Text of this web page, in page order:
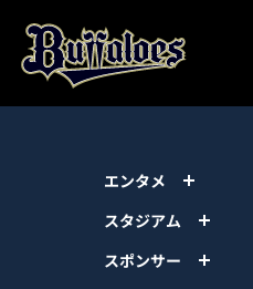
エンタメ
スタジアム
スポンサー